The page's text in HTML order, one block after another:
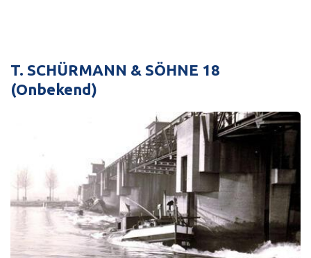
T. SCHÜRMANN & SÖHNE 18
(Onbekend)